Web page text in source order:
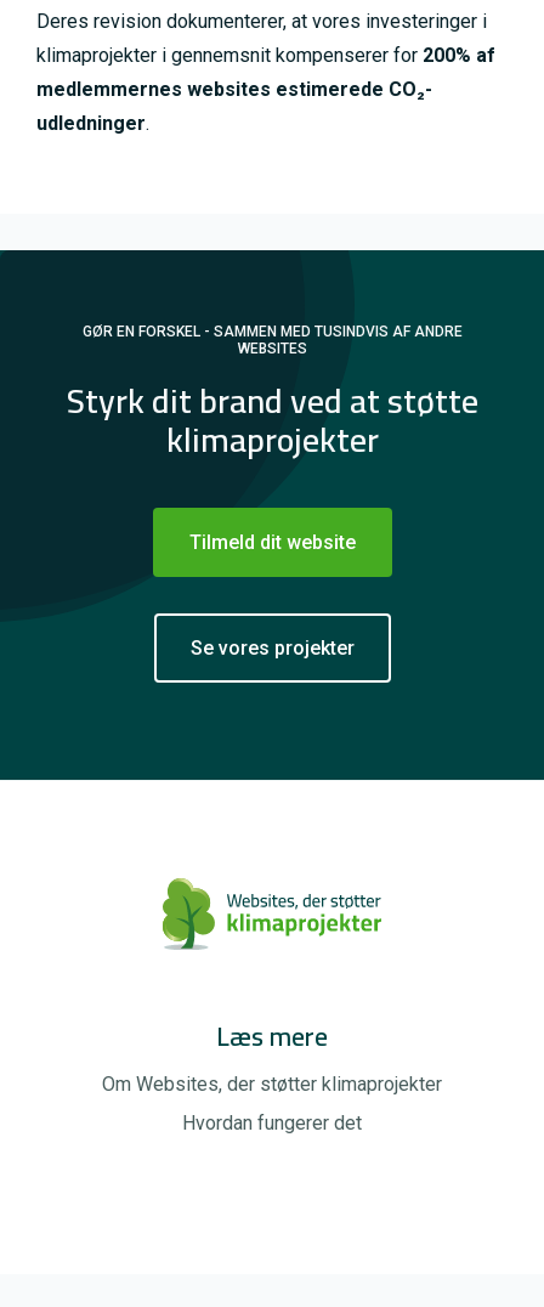
Deres revision dokumenterer, at vores investeringer i
klimaprojekter i gennemsnit kompenserer for 200% af
medlemmernes websites estimerede CO₂-
udledninger.
GØR EN FORSKEL - SAMMEN MED TUSINDVIS AF ANDRE
WEBSITES
Styrk dit brand ved at støtte
klimaprojekter
Tilmeld dit website
Se vores projekter
Læs mere
Om Websites, der støtter klimaprojekter
Hvordan fungerer det